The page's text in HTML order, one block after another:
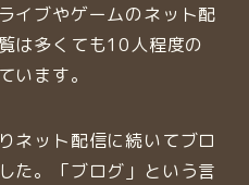
イブやゲームのネット配
は多くても10人程度の
います。
ネット配信に続いてブロ
た。「ブログ」という言